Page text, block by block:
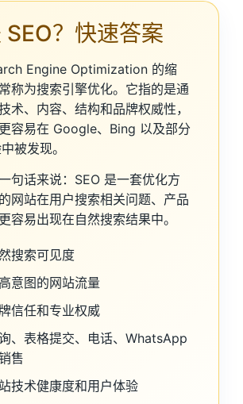
SEO？快速答案
Engine Optimization 的缩
称为搜索引擎优化。它指的是通
术、内容、结构和品牌权威性，
容易在 Google、Bing 以及部分
被发现。
句话来说：SEO 是一套优化方
网站在用户搜索相关问题、产品
容易出现在自然搜索结果中。
搜索可见度
意图的网站流量
信任和专业权威
、表格提交、电话、WhatsApp
售
技术健康度和用户体验